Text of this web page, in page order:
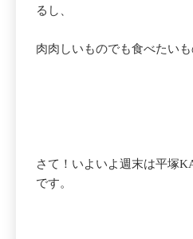
るし、
肉肉しいものでも食べたいも
さて！いよいよ週末は平塚
です。